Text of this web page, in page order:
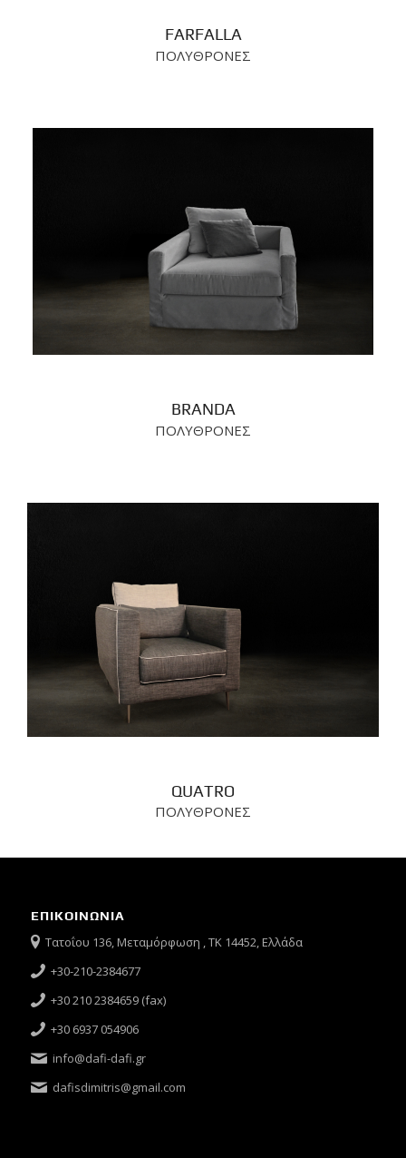
FARFALLA
ΠΟΛΥΘΡΟΝΕΣ
BRANDA
ΠΟΛΥΘΡΟΝΕΣ
QUATRO
ΠΟΛΥΘΡΟΝΕΣ
ΕΠΙΚΟΙΝΩΝΙΑ
Τατοΐου 136, Μεταμόρφωση , ΤΚ 14452, Ελλάδα
+30-210-2384677
+30 210 2384659 (fax)
+30 6937 054906
info@dafi-dafi.gr
dafisdimitris@gmail.com